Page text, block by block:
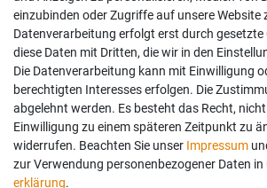
einzubinden oder Zugriffe auf unsere Website
Datenverarbeitung erfolgt erst durch gesetzte
diese Daten mit Dritten, die wir in den
Die Datenverarbeitung kann mit Einwilligung
berechtigten Interesses erfolgen. Die
abgelehnt werden. Es besteht das Recht,
Einwilligung zu einem späteren Zeitpunkt zu
widerrufen. Beachten Sie unser Impressum
zur Verwendung personenbezogener Daten in
erklärung.